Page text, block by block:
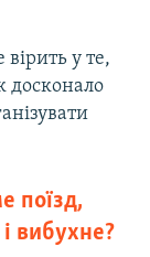
720p
1080p
у те,
досконало
поїзд,
вибухне?